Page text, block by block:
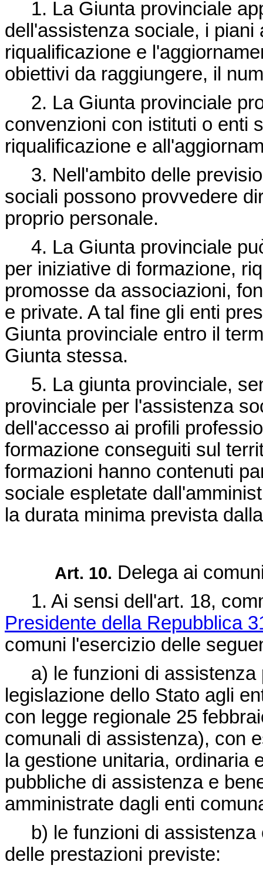
1. La Giunta provinciale
dell'assistenza sociale, i piani
riqualificazione e
obiettivi da raggiungere, il
2. La Giunta provinciale
convenzioni con istituti o enti
riqualificazione e
3. Nell'ambito delle
sociali possono provvedere
proprio personale.
4. La Giunta provinciale
per iniziative di formazione,
promosse da associazioni,
e private. A tal fine gli enti
Giunta provinciale entro il
Giunta stessa.
5. La giunta provinciale,
provinciale per l'assistenza
dell'accesso ai profili
formazione conseguiti sul
formazioni hanno contenuti
sociale espletate
la durata minima prevista
Art. 10. Delega ai
1. Ai sensi dell'art. 18,
Presidente della Repubblica
comuni l'esercizio delle
a) le funzioni di assistenza
legislazione dello Stato agli
con legge regionale 25
comunali di assistenza), con
la gestione unitaria, ordinaria
pubbliche di assistenza e
amministrate dagli enti
b) le funzioni di assistenza
delle prestazioni previste: